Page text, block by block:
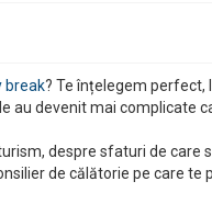
break? Te înțelegem perfect,
au devenit mai complicate
despre sfaturi de care
de călătorie pe care te